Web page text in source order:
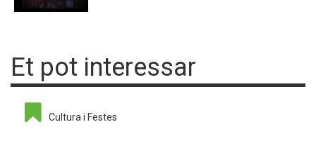
Et pot interessar
Cultura i Festes